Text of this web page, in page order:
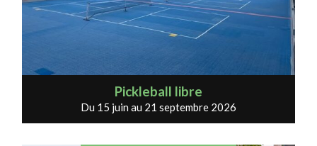
Pickleball libre
Du 15 juin au 21 septembre 2026